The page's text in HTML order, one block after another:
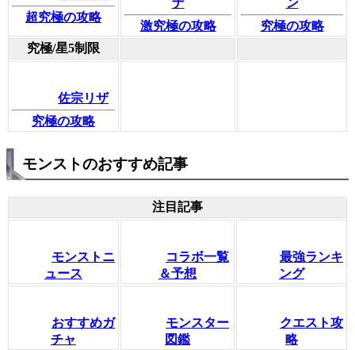
超究極の攻略
ナ
激究極の攻略
ン
究極の攻略
究極/星5制限
佐宗リザ
究極の攻略
モンストのおすすめ記事
注目記事
モンストニ
ュース
コラボ一覧
＆予想
最強ランキ
ング
おすすめガ
チャ
モンスター
図鑑
クエスト攻
略